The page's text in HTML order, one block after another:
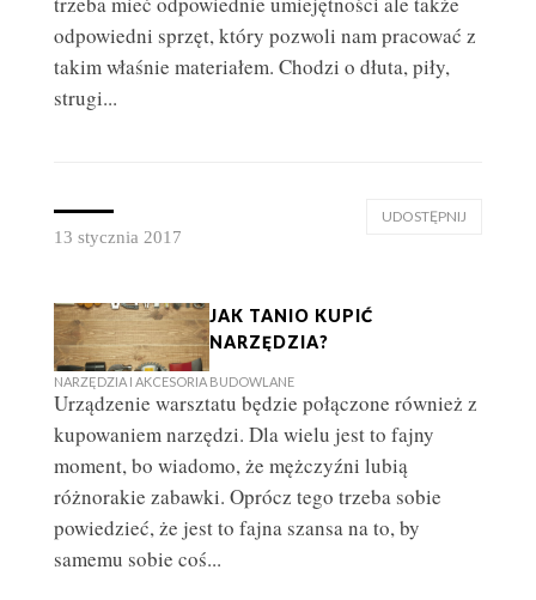
odpowiedni sprzęt, który pozwoli nam pracować z
takim właśnie materiałem. Chodzi o dłuta, piły,
strugi...
13 stycznia 2017
UDOSTĘPNIJ
JAK TANIO KUPIĆ
NARZĘDZIA?
NARZĘDZIA I AKCESORIA BUDOWLANE
Urządzenie warsztatu będzie połączone również z
kupowaniem narzędzi. Dla wielu jest to fajny
moment, bo wiadomo, że mężczyźni lubią
różnorakie zabawki. Oprócz tego trzeba sobie
powiedzieć, że jest to fajna szansa na to, by
samemu sobie coś...